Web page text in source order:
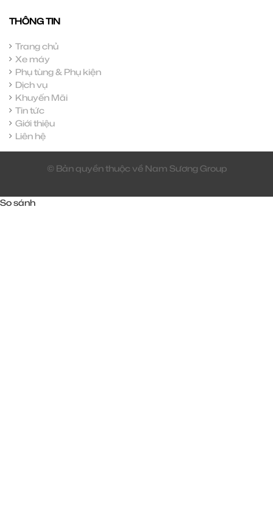
THÔNG TIN
Trang chủ
Xe máy
Phụ tùng & Phụ kiện
Dịch vụ
Khuyến Mãi
Tin tức
Giới thiệu
Liên hệ
© Bản quyền thuộc về Nam Sương Group
So sánh